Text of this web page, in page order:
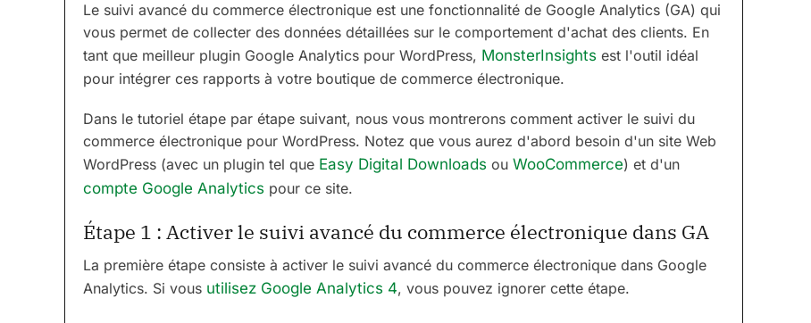
Le suivi avancé du commerce électronique est une fonctionnalité de Google Analytics (GA) qui
vous permet de collecter des données détaillées sur le comportement d'achat des clients. En
tant que meilleur plugin Google Analytics pour WordPress, MonsterInsights est l'outil idéal
pour intégrer ces rapports à votre boutique de commerce électronique.
Dans le tutoriel étape par étape suivant, nous vous montrerons comment activer le suivi du
commerce électronique pour WordPress. Notez que vous aurez d'abord besoin d'un site Web
WordPress (avec un plugin tel que Easy Digital Downloads ou WooCommerce) et d'un
compte Google Analytics pour ce site.
Étape 1 : Activer le suivi avancé du commerce électronique dans GA
La première étape consiste à activer le suivi avancé du commerce électronique dans Google
Analytics. Si vous utilisez Google Analytics 4, vous pouvez ignorer cette étape.